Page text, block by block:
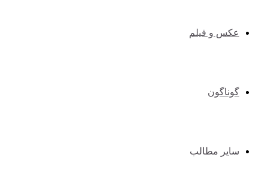
عکس و فیلم
گوناگون
سایر مطالب